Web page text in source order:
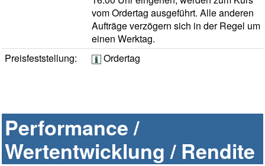
vom Ordertag ausgeführt. Alle anderen
Aufträge verzögern sich in der Regel um
einen Werktag.
Preisfeststellung:
Ordertag
Performance /
Wertentwicklung / Rendite